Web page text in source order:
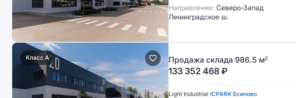
Направление: Северо-Запад
Ленинградское ш.
Класс A Продажа склада 986.5 м2
133 352 468₽
Light Industrial ICPARK Есипово